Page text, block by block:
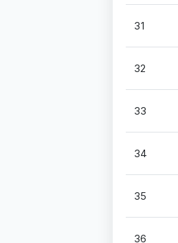
31
32
33
34
35
36